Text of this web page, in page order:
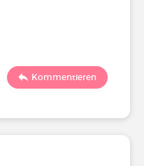
Kommentieren